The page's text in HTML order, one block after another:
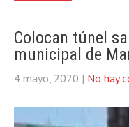
Colocan túnel
municipal de
4 mayo, 2020 | No hay